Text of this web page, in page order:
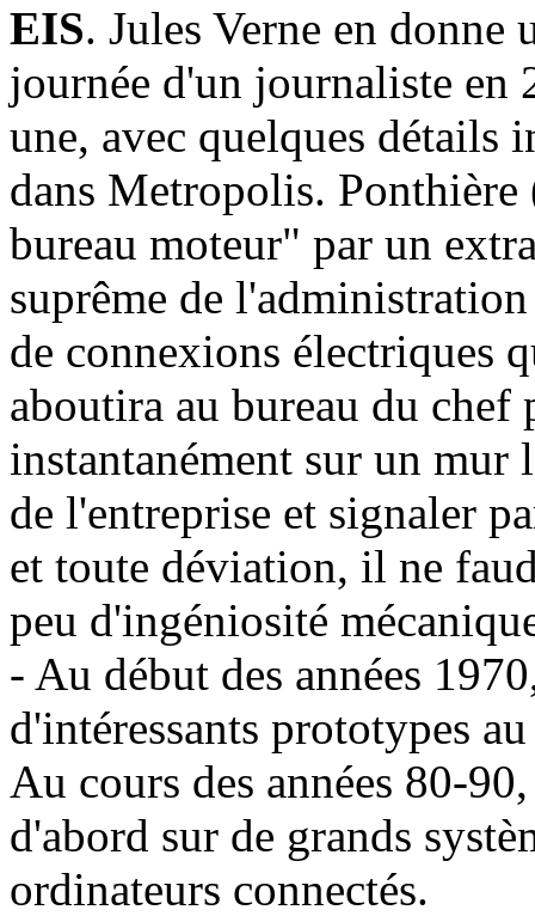
EIS. Jules Verne en
journée d'un journaliste en
une, avec quelques détails
dans Metropolis.
bureau moteur" par un
suprême de
de connexions électriques
aboutira au bureau du
instantanément sur un mur
de l'entreprise et signaler
et toute déviation, il ne
peu d'ingéniosité
- Au début des années
d'intéressants prototypes
Au cours des années 80-
d'abord sur de grands
ordinateurs connectés.